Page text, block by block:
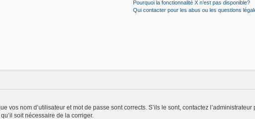
Pourquoi la fonctionnalité X n’est pas disponible?
Qui contacter pour les abus ou les questions
vos nom d’utilisateur et mot de passe sont corrects. S’ils le sont, contactez
soit nécessaire de la corriger.